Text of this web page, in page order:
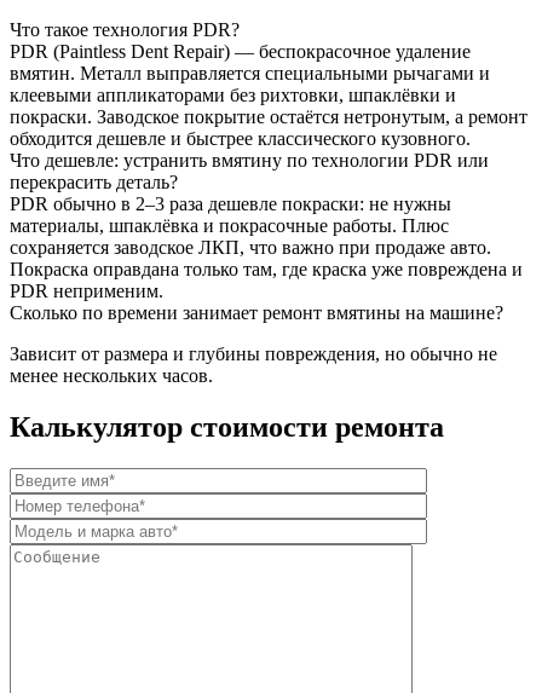
Что такое технология PDR?
PDR (Paintless Dent Repair) — беспокрасочное удаление
вмятин. Металл выправляется специальными рычагами и
клеевыми аппликаторами без рихтовки, шпаклёвки и
покраски. Заводское покрытие остаётся нетронутым, а ремонт
обходится дешевле и быстрее классического кузовного.
Что дешевле: устранить вмятину по технологии PDR или
перекрасить деталь?
PDR обычно в 2–3 раза дешевле покраски: не нужны
материалы, шпаклёвка и покрасочные работы. Плюс
сохраняется заводское ЛКП, что важно при продаже авто.
Покраска оправдана только там, где краска уже повреждена и
PDR неприменим.
Сколько по времени занимает ремонт вмятины на машине?
Зависит от размера и глубины повреждения, но обычно не
менее нескольких часов.
Калькулятор стоимости ремонта